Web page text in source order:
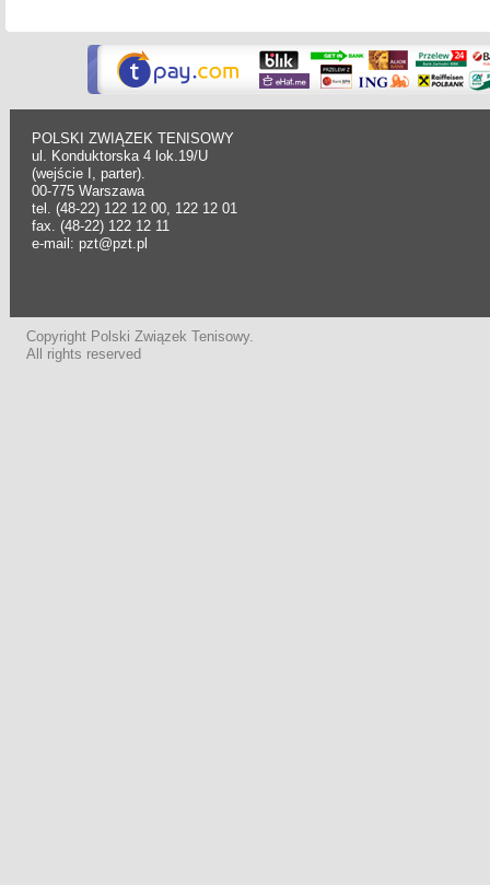
POLSKI ZWIĄZEK TENISOWY
ul. Konduktorska 4 lok.19/U
(wejście I, parter).
00-775 Warszawa
tel. (48-22) 122 12 00, 122 12 01
fax. (48-22) 122 12 11
e-mail: pzt@pzt.pl
Copyright Polski Związek Tenisowy.
All rights reserved